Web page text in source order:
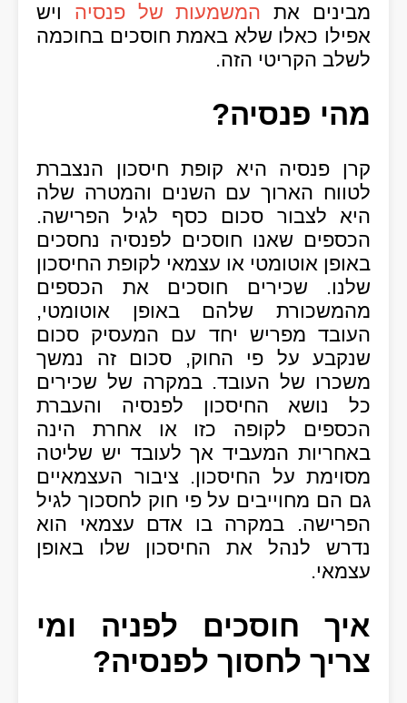
מבינים את המשמעות של פנסיה ויש
אפילו כאלו שלא באמת חוסכים בחוכמה
לשלב הקריטי הזה.
מהי פנסיה?
קרן פנסיה היא קופת חיסכון הנצברת
לטווח הארוך עם השנים והמטרה שלה
היא לצבור סכום כסף לגיל הפרישה.
הכספים שאנו חוסכים לפנסיה נחסכים
באופן אוטומטי או עצמאי לקופת החיסכון
שלנו. שכירים חוסכים את הכספים
מהמשכורת שלהם באופן אוטומטי,
העובד מפריש יחד עם המעסיק סכום
שנקבע על פי החוק, סכום זה נמשך
משכרו של העובד. במקרה של שכירים
כל נושא החיסכון לפנסיה והעברת
הכספים לקופה כזו או אחרת הינה
באחריות המעביד אך לעובד יש שליטה
מסוימת על החיסכון. ציבור העצמאיים
גם הם מחוייבים על פי חוק לחסכוך לגיל
הפרישה. במקרה בו אדם עצמאי הוא
נדרש לנהל את החיסכון שלו באופן
עצמאי.
איך חוסכים לפניה ומי
צריך לחסוך לפנסיה?